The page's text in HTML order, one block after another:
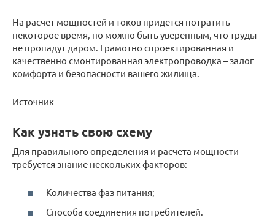
На расчет мощностей и токов придется потратить
некоторое время, но можно быть уверенным, что труды
не пропадут даром. Грамотно спроектированная и
качественно смонтированная электропроводка – залог
комфорта и безопасности вашего жилища.
Источник
Как узнать свою схему
Для правильного определения и расчета мощности
требуется знание нескольких факторов:
Количества фаз питания;
Способа соединения потребителей.